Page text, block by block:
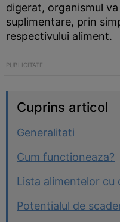
digerat, organismul
suplimentare, prin
respectivului aliment.
Cuprins articol
Generalitati
Cum functioneaza?
Lista alimentelor cu
Potentialul de